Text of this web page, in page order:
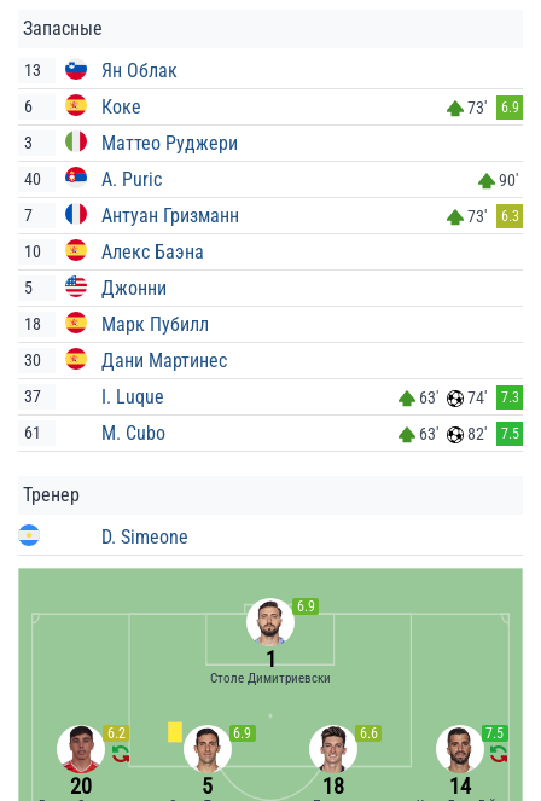
Запасные
13 Ян Облак
6 Коке 73' 6.9
3 Маттео Руджери
40 A. Puric
90'
7
Антуан Гризманн 73' 6.3
10 Алекс Баэна
5 Джонни
18 Марк Пубилл
30 Дани Мартинес
37 I. Luque 63' 74' 7.3
61 M. Cubo 63' 82' 7.5
Тренер
D. Simeone
6.9
1
Столе Димитриевски
7.5
14
6.6
18
6.9
5
6.2
20